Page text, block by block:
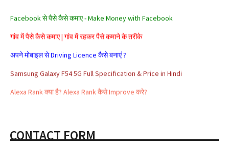
Facebook से पैसे कैसे कमाए - Make Money with Facebook
गांव में पैसे कैसे कमाए | गांव में रहकर पैसे कमाने के तरीके
अपने मोबाइल से Driving Licence कैसे बनाएं ?
Samsung Galaxy F54 5G Full Specification & Price in Hindi
Alexa Rank क्या है? Alexa Rank कैसे Improve करे?
Affiliate Marketing क्या है और इससे पैसे कैसे कमाए
CONTACT FORM